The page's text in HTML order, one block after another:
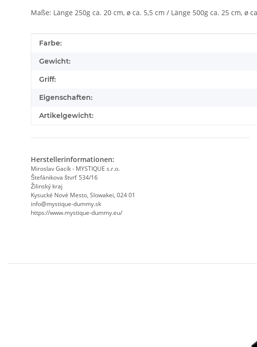
Maße: Länge 250g ca. 20 cm, ø ca. 5,5 cm / Länge 500g ca. 25 cm, ø
Produkteigenschaft
Wert
Farbe:
Gewicht:
Griff:
Eigenschaften:
Artikelgewicht:
Herstellerinformationen:
Miroslav Gacík - MYSTIQUE s.r.o.
Štefánikova štvrť 534/16
Žilinský kraj
Kysucké Nové Mesto, Slowakei, 024 01
info@mystique-dummy.sk
https://www.mystique-dummy.eu/